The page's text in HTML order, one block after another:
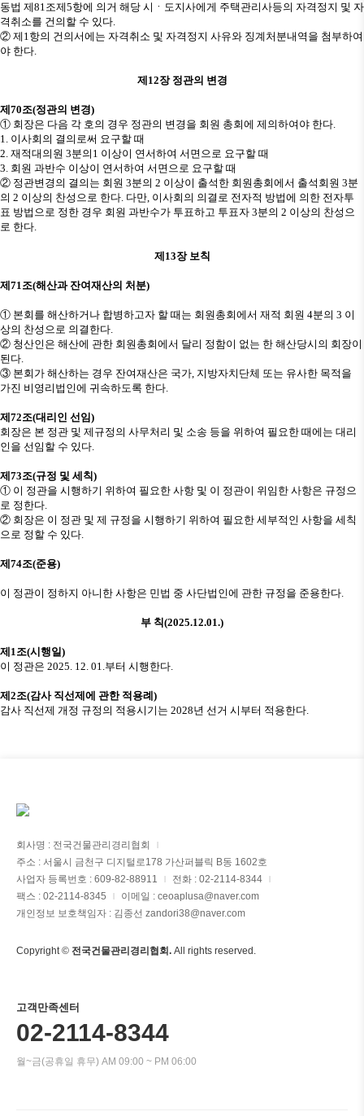
동법 제81조제5항에 의거 해당 시 ㆍ 도지사에게 주택관리사등의 자격정지 및 자
격취소를 건의할 수 있다.
② 제 1항의 건의서에는 자격취소 및 자격정지 사유와 징계처분내역을 첨부하여
야 한다.
제 12장 정관의 변경
제 70조(정관의 변경)
① 회장은 다음 각 호의 경우 정관의 변경을 회원 총회에 제의하여야 한다.
1. 이사회의 결의로써 요구할 때
2. 재적대의원 3분의 1 이상이 연서하여 서면으로 요구할 때
3. 회원 과반수 이상이 연서하여 서면으로 요구할 때
② 정관변경의 결의는 회원 3분의 2 이상이 출석한 회원총회에서 출석회원 3분
의 2 이상의 찬성으로 한다. 다만, 이사회의 의결로 전자적 방법에 의한 전자투
표 방법으로 정한 경우 회원 과반수가 투표하고 투표자 3분의 2 이상의 찬성으
로 한다.
제 13장 보칙
제 71조(해산과 잔여재산의 처분)
① 본회를 해산하거나 합병하고자 할 때는 회원총회에서 재적 회원 4분의 3 이
상의 찬성으로 의결한다.
② 청산인은 해산에 관한 회원총회에서 달리 정함이 없는 한 해산당시의 회장이
된다.
③ 본회가 해산하는 경우 잔여재산은 국가, 지방자치단체 또는 유사한 목적을
가진 비영리법인에 귀속하도록 한다.
제 72조(대리인 선임 )
회장은 본 정관 및 제규정의 사무처리 및 소송 등을 위하여 필요한 때에는 대리
인을 선임할 수 있다.
제 73조(규정 및 세칙)
① 이 정관을 시행하기 위하여 필요한 사항 및 이 정관이 위임한 사항은 규정으
로 정한다.
② 회장은 이 정관 및 제 규정을 시행하기 위하여 필요한 세부적인 사항을 세칙
으로 정할 수 있다.
제 74조(준용)
이 정관이 정하지 아니한 사항은 민법 중 사단법인에 관한 규정을 준용한다.
부 칙(2025.12.01.)
제 1조(시행일)
이 정관은 2025. 12. 01.부터 시행한다.
제 2조(감사 직선제에 관한 적용례 )
감사 직선제 개정 규정의 적용시기는 2028년 선거 시부터 적용한다.
회사명 : 전국건물관리경리협회
주소 : 서울시 금천구 디지털로178 가산퍼블릭 B동 1602호
사업자 등록번호 : 609-82-88911
전화 : 02-2114-8344
팩스 : 02-2114-8345
이메일 : ceoaplusa@naver.com
개인정보 보호책임자 : 김종선 zandori38@naver.com
Copyright © 전국건물관리경리협회. All rights reserved.
고객만족센터
02-2114-8344
월~금(공휴일 휴무) AM 09:00 ~ PM 06:00